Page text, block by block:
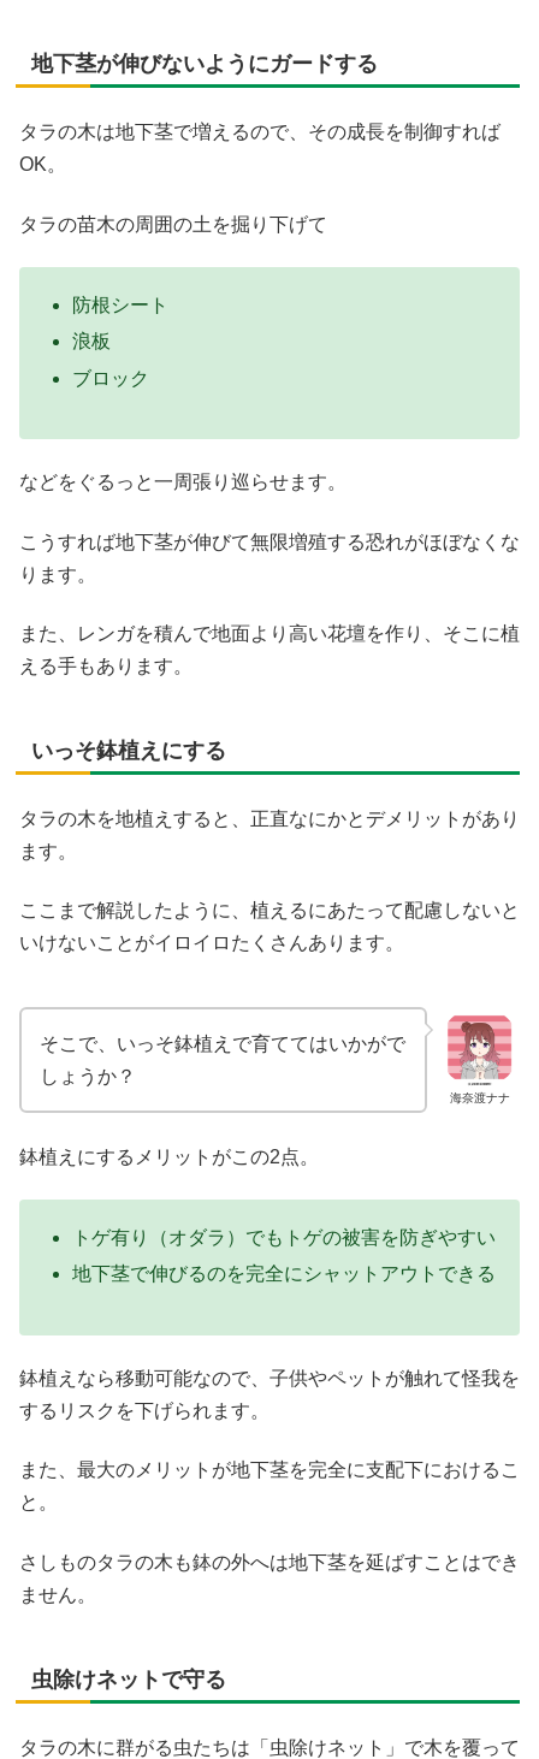
地下茎が伸びないようにガードする
タラの木は地下茎で増えるので、その成長を制御すれば
OK。
タラの苗木の周囲の土を掘り下げて
防根シート
浪板
ブロック
などをぐるっと一周張り巡らせます。
こうすれば地下茎が伸びて無限増殖する恐れがほぼなくな
ります。
また、レンガを積んで地面より高い花壇を作り、そこに植
える手もあります。
いっそ鉢植えにする
タラの木を地植えすると、正直なにかとデメリットがあり
ます。
ここまで解説したように、植えるにあたって配慮しないと
いけないことがイロイロたくさんあります。
海奈渡ナナ
そこで、いっそ鉢植えで育ててはいかがで
しょうか？
鉢植えにするメリットがこの2点。
トゲ有り（オダラ）でもトゲの被害を防ぎやすい
地下茎で伸びるのを完全にシャットアウトできる
鉢植えなら移動可能なので、子供やペットが触れて怪我を
するリスクを下げられます。
また、最大のメリットが地下茎を完全に支配下におけるこ
と。
さしものタラの木も鉢の外へは地下茎を延ばすことはでき
ません。
虫除けネットで守る
タラの木に群がる虫たちは「虫除けネット」で木を覆って